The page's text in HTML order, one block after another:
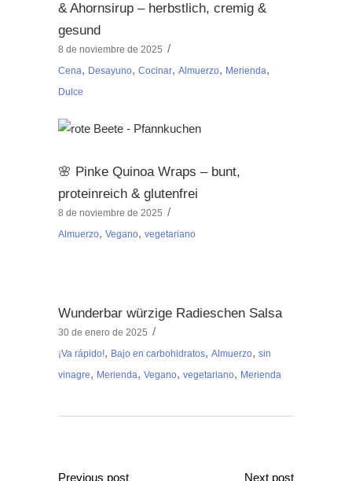
& Ahornsirup – herbstlich, cremig &
gesund
8 de noviembre de 2025
Cena, Desayuno, Cocinar, Almuerzo, Merienda,
Dulce
🌸 Pinke Quinoa Wraps – bunt,
proteinreich & glutenfrei
8 de noviembre de 2025
Almuerzo, Vegano, vegetariano
Wunderbar würzige Radieschen Salsa
30 de enero de 2025
¡Va rápido!, Bajo en carbohidratos, Almuerzo, sin
vinagre, Merienda, Vegano, vegetariano, Merienda
Previous post Next post